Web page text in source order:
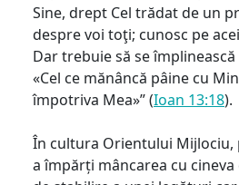
Sine, drept Cel trădat de un
despre voi toţi; cunosc pe
Dar trebuie să se
«Cel ce mănâncă pâine cu
împotriva Mea»” (Ioan 13:18).
În cultura Orientului Mijlociu,
a împărți mâncarea cu cineva